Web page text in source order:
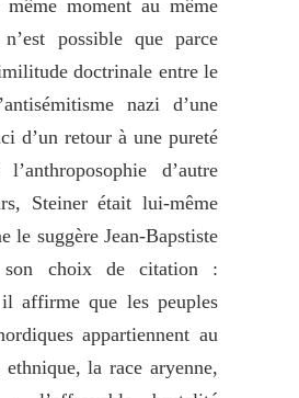
même moment au même
possible que parce
doctrinale entre le
nazi d’une
d’un retour à une pureté
d’autre
Steiner était lui-même
le suggère Jean-Bapstiste
son choix de citation :
affirme que les peuples
appartiennent au
ethnique, la race aryenne,